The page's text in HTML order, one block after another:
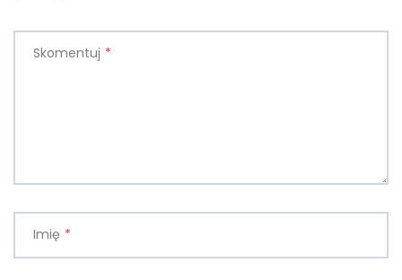
Skomentuj *
Imię *